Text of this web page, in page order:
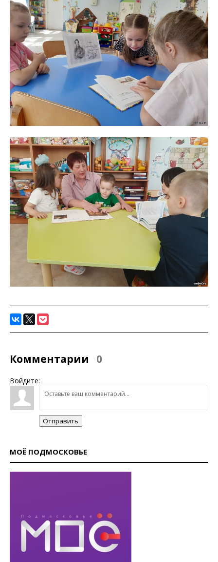
Комментарии 0
Войдите:
Отправить
МОЁ ПОДМОСКОВЬЕ